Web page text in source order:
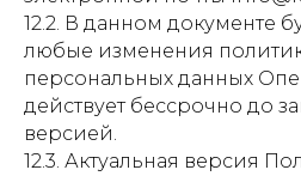
12.2. В данном документе
любые изменения
персональных данных
действует бессрочно до
версией.
12.3. Актуальная версия